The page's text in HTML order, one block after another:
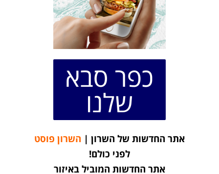
כפר סבא
שלנו
אתר החדשות של השרון | השרון פוסט
לפני כולם!
אתר החדשות המוביל באיזור